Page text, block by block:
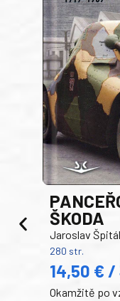
ŠKODA
Jaroslav
280 str.
14,50 € /
Okamžitě po